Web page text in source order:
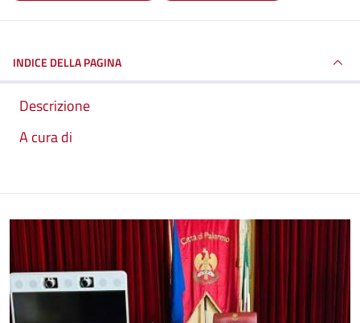
INDICE DELLA PAGINA
Descrizione
A cura di